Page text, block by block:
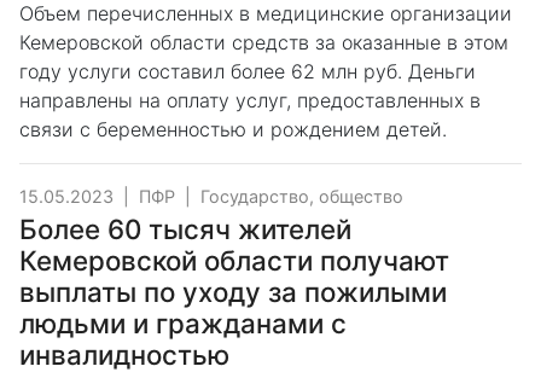
Объем перечисленных в медицинские организации
Кемеровской области средств за оказанные в этом
году услуги составил более 62 млн руб. Деньги
направлены на оплату услуг, предоставленных в
связи с беременностью и рождением детей.
15.05.2023 ПФР Государство, общество
Более 60 тысяч жителей
Кемеровской области получают
выплаты по уходу за пожилыми
людьми и гражданами с
инвалидностью